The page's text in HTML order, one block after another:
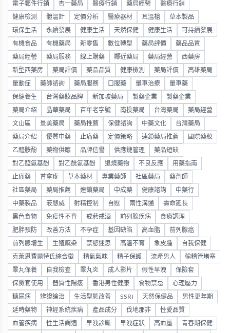
電子郵件行銷 杏一藥局 醫療行銷 藥局經營 醫療行銷
健康檢測 體溫計 定價分析 醫療器材 耳溫槍 草本製品
環保生活 永續發展 健康生活 天然保健 健康生活 可持續發展
有機食品 有機藥局 新零售 數位轉型 藥局評價 藥品品質
藥局經營 藥局服務 線上購藥 鄰近藥局 藥局經營 西藥房
新型西藥房 藥局評價 藥品品質 健康檢測 藥局評價 高雄藥局
暈動症 藥師諮詢 藥局服務 口服藥 暈車治療 暈車藥
保健養生 台灣藥妝品牌 新加坡藥局 製藥企業 製藥企業
藥局介紹 晶華藥局 百年老字號 南投藥局 台灣藥局 藥局經營
文山區 景美藥局 藥局推薦 保健諮詢 中藥文化 台灣藥局
藥局介紹 優質中藥 止痛藥 定價策略 連鎖藥局推薦 國際藥妝
乙醯胺酚 藥物供應 品牌信譽 供應鏈管理 藥品短缺
對乙醯氨基酚 對乙酰氨基酚 退燒藥物 不良反應 用藥指南
止痛藥 普拿疼 草本藥材 專業藥師 社區藥局 藥劑師
社區藥局 藥局推薦 連鎖藥局 中成藥 健康諮詢 中藥行
中藥製品 液態威 射精控制 自慰 兩性溝通 壽命延長
黑色食物 免疫性不育 戒菸戒酒 前列腺疾病 食療調理
肥胖預防 改善方法 不孕症 基因缺陷 高血脂 前列腺癌
前列腺增生 生殖感染 禁慾迷思 高溫不育 象皮腫 自我保健
克萊恩費爾特氏綜合徵 精氣氣味 精子保護 流產男人 輸精管堵塞
睪丸保養 自我檢查 睪丸炎 成人影片 假性早洩 保險套
保險套使用 器質性陽痿 香港男性健康 食物禁忌 心理壓力
糖尿病 辨證論治 生活型態改善 SSRI 天然保健品 男性更年期
延時藥物 神經系統疾病 產品成分 伐地那非 性愛品質
血管疾病 性生活調適 早洩診斷 早洩症狀 高血壓 青春期保健